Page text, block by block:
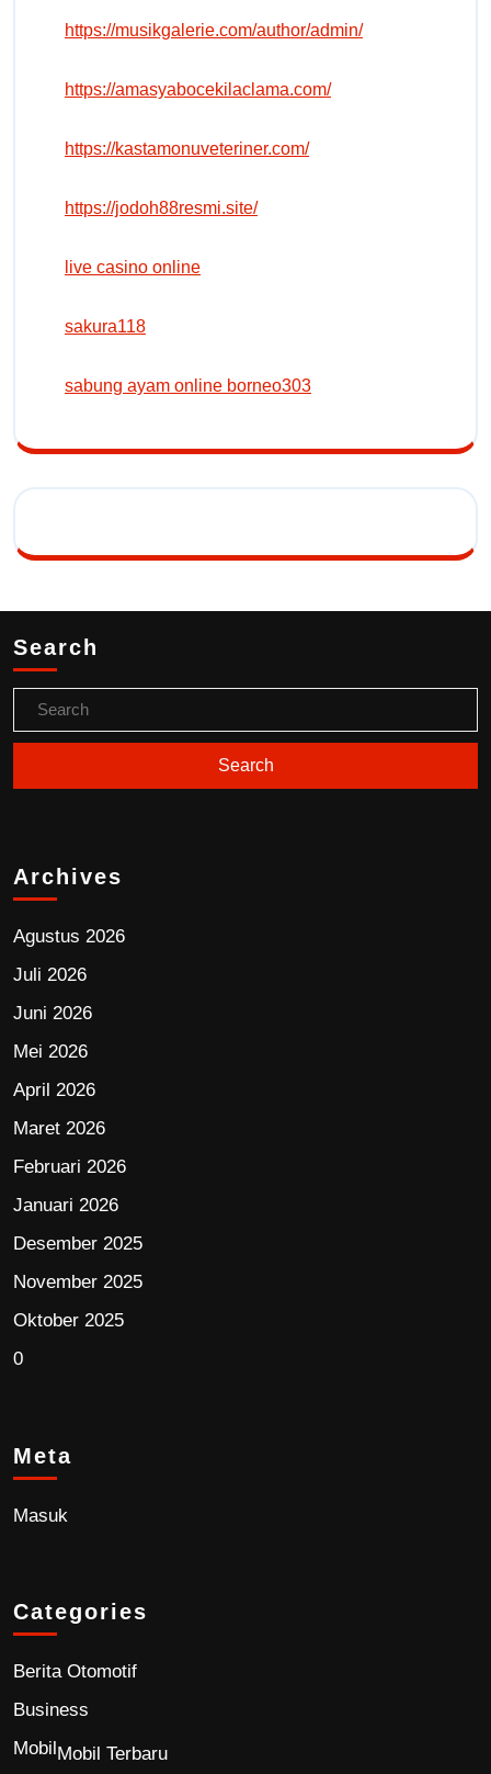
https://musikgalerie.com/author/admin/
https://amasyabocekilaclama.com/
https://kastamonuveteriner.com/
https://jodoh88resmi.site/
live casino online
sakura118
sabung ayam online borneo303
Search
Archives
Agustus 2026
Juli 2026
Juni 2026
Mei 2026
April 2026
Maret 2026
Februari 2026
Januari 2026
Desember 2025
November 2025
Oktober 2025
0
Meta
Masuk
Categories
Berita Otomotif
Business
Mobil Mobil Terbaru